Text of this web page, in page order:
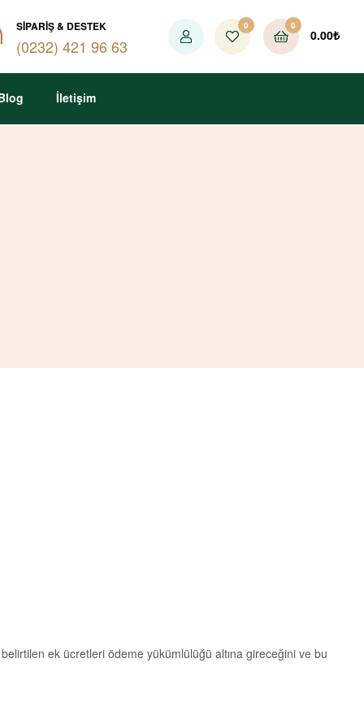
SIPARIŞ & DESTEK
(0232) 421 96 63
0 0
0.00₺
İletişim
ek ücretleri ödeme yükümlülüğü altına gireceğini ve bu